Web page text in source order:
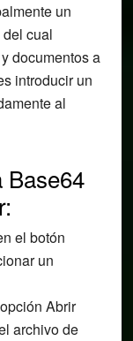
un
cual
documentos a
introducir un
al
Base64
el botón
un
Abrir
archivo de